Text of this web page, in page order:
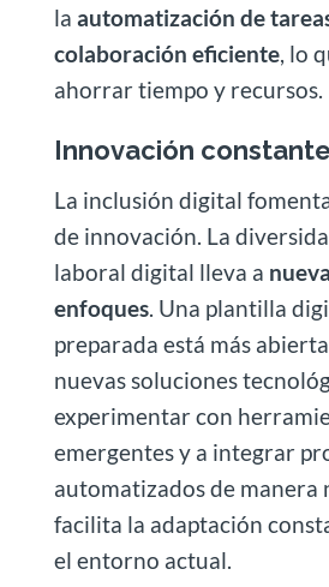
la automatización de
colaboración eficiente, lo
ahorrar tiempo y recursos.
Innovación constante
La inclusión digital
de innovación. La
laboral digital lleva a
enfoques. Una plantilla
preparada está más
nuevas soluciones
experimentar con
emergentes y a integrar
automatizados de manera
facilita la adaptación
el entorno actual.